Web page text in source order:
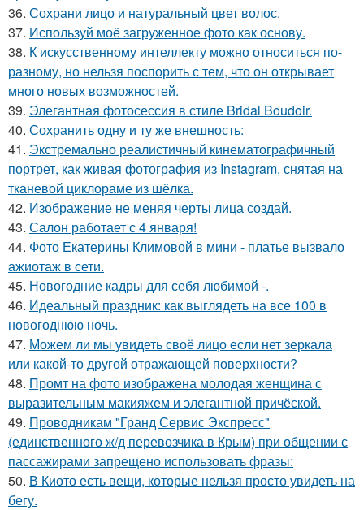
36. Сохрани лицо и натуральный цвет волос.
37. Используй моё загруженное фото как основу.
38. К искусственному интеллекту можно относиться по-
разному, но нельзя поспорить с тем, что он открывает
много новых возможностей.
39. Элегантная фотосессия в стиле Bridal Boudoir.
40. Сохранить одну и ту же внешность:
41. Экстремально реалистичный кинематографичный
портрет, как живая фотография из Instagram, снятая на
тканевой циклораме из шёлка.
42. Изображение не меняя черты лица создай.
43. Салон работает с 4 января!
44. Фото Екатерины Климовой в мини - платье вызвало
ажиотаж в сети.
45. Новогодние кадры для себя любимой -.
46. Идеальный праздник: как выглядеть на все 100 в
новогоднюю ночь.
47. Можем ли мы увидеть своё лицо если нет зеркала
или какой-то другой отражающей поверхности?
48. Промт на фото изображена молодая женщина с
выразительным макияжем и элегантной причёской.
49. Проводникам "Гранд Сервис Экспресс"
(единственного ж/д перевозчика в Крым) при общении с
пассажирами запрещено использовать фразы:
50. В Киото есть вещи, которые нельзя просто увидеть на
бегу.